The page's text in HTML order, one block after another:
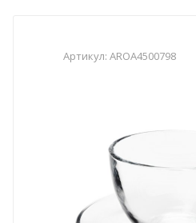
Артикул: AROA4500798